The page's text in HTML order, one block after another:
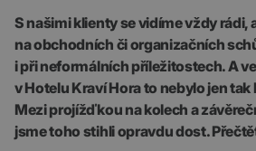
S našimi klienty se vidíme vždy rádi,
na obchodních či organizačních
i při neformálních příležitostech. A
v Hotelu Kraví Hora to nebylo jen tak
Mezi projížďkou na kolech a
jsme toho stihli opravdu dost.